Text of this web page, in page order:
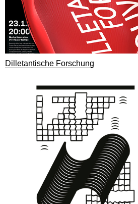
Dilletantische Forschung